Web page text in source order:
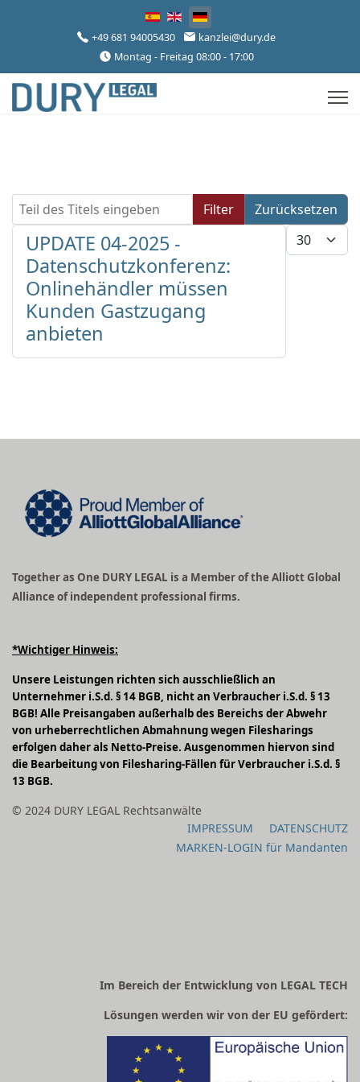
Sprache auswählen
+49 681 94005430
kanzlei@dury.de
Montag - Freitag 08:00 - 17:00
Teil des Titels eingeben Filter
Zurücksetzen
Anzeige #
UPDATE 04-2025 -
Datenschutzkonferenz:
Onlinehändler müssen
Kunden Gastzugang
anbieten
Together as One DURY LEGAL is a Member of the Alliott Global
Alliance of independent professional firms.
*Wichtiger Hinweis:
Unsere Leistungen richten sich ausschließlich an
Unternehmer i.S.d. § 14 BGB, nicht an Verbraucher i.S.d. § 13
BGB! Alle Preisangaben außerhalb des Bereichs der Abwehr
von urheberrechtlichen Abmahnung wegen Filesharings
erfolgen daher als Netto-Preise. Ausgenommen hiervon sind
die Bearbeitung von Filesharing-Fällen für Verbraucher i.S.d. §
13 BGB.
© 2024 DURY LEGAL Rechtsanwälte
IMPRESSUM
DATENSCHUTZ
MARKEN-LOGIN für Mandanten
Im Bereich der Entwicklung von LEGAL TECH
Lösungen werden wir von der EU gefördert: